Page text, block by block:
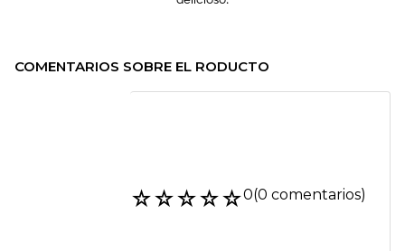
COMENTARIOS SOBRE EL RODUCTO
☆☆☆☆☆0(0 comentarios)